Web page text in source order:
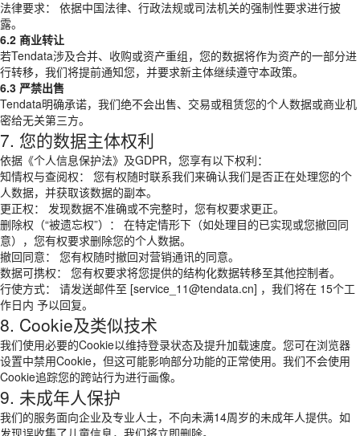
法律要求： 依据中国法律、行政法规或司法机关的强制性要求进行披
露。
6.2 商业转让
若Tendata涉及合并、收购或资产重组，您的数据将作为资产的一部分进
行转移，我们将提前通知您，并要求新主体继续遵守本政策。
6.3 严禁出售
Tendata明确承诺，我们绝不会出售、交易或租赁您的个人数据或商业机
密给无关第三方。
7. 您的数据主体权利
依据《个人信息保护法》及GDPR，您享有以下权利：
知情权与查阅权： 您有权随时联系我们来确认我们是否正在处理您的个
人数据，并获取该数据的副本。
更正权： 发现数据不准确或不完整时，您有权要求更正。
删除权（“被遗忘权”）： 在特定情形下（如处理目的已实现或您撤回同
意），您有权要求删除您的个人数据。
撤回同意： 您有权随时撤回对营销通讯的同意。
数据可携权： 您有权要求将您提供的结构化数据转移至其他控制者。
行使方式： 请发送邮件至 [service_11@tendata.cn] ，我们将在 15个工
作日内 予以回复。
8. Cookie及类似技术
我们使用必要的Cookie以维持登录状态及提升加载速度。您可在浏览器
设置中禁用Cookie，但这可能影响部分功能的正常使用。我们不会使用
Cookie追踪您的跨站行为进行画像。
9. 未成年人保护
我们的服务面向企业及专业人士，不向未满14周岁的未成年人提供。如